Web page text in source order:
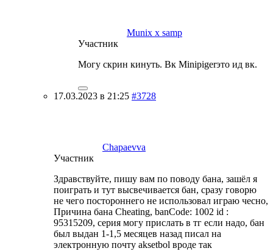
Munix x samp
Участник
Могу скрин кинуть. Вк Minipigerэто ид вк.
17.03.2023 в 21:25 #3728
Chapaevva
Участник
Здравствуйте, пишу вам по поводу бана, зашёл я
поиграть и тут высвечивается бан, сразу говорю
не чего постороннего не использовал играю чесно,
Причина бана Cheating, banCode: 1002 id :
95315209, серия могу прислать в тг если надо, бан
был выдан 1-1,5 месяцев назад писал на
электронную почту aksetbol вроде так